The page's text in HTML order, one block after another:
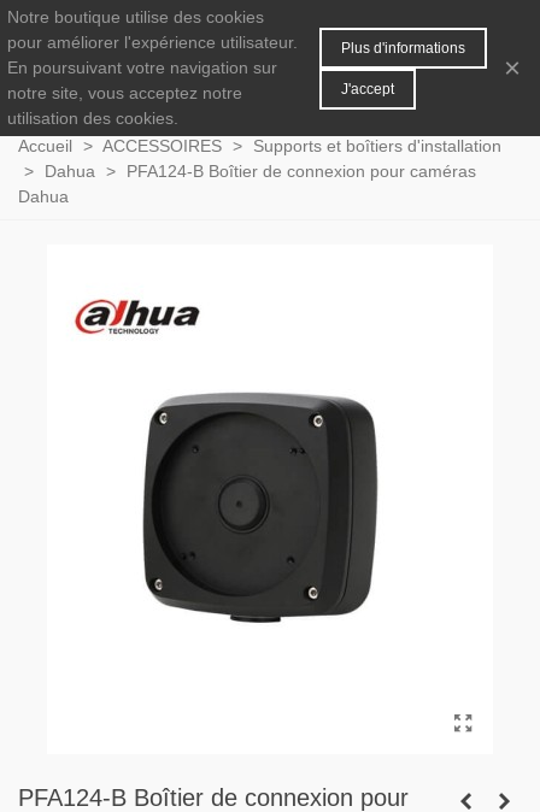
0 MENU
Accueil > ACCESSOIRES >
Supports et boîtiers d'installation
>
Dahua >
PFA124-B Boîtier de connexion pour caméras
Dahua
PFA124-B Boîtier de connexion pour
Notre boutique utilise des cookies
pour améliorer l'expérience utilisateur.
En poursuivant votre navigation sur
notre site, vous acceptez notre
utilisation des cookies.
Plus d'informations
J'accept
×